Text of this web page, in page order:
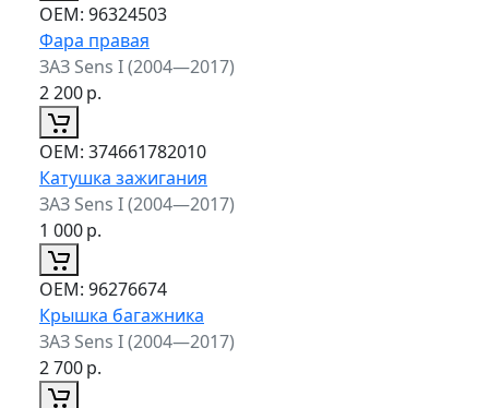
ОЕМ: 96324503
Фара правая
ЗАЗ Sens I (2004—2017)
2 200р.
ОЕМ: 374661782010
Катушка зажигания
ЗАЗ Sens I (2004—2017)
1 000р.
ОЕМ: 96276674
Крышка багажника
ЗАЗ Sens I (2004—2017)
2 700р.